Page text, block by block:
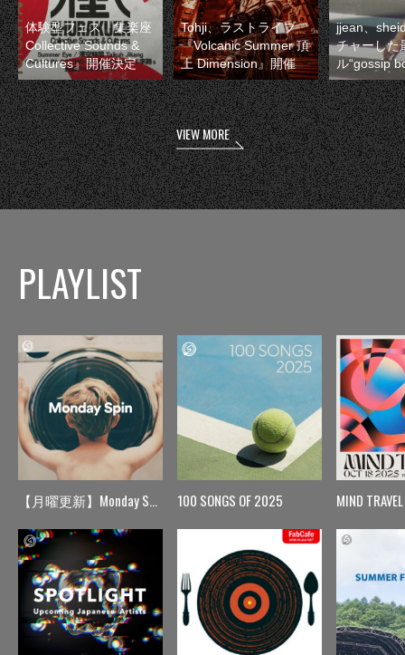
体験型フェス『集楽座
Collective Sounds &
Cultures』開催決定
Tohji、ラストライブ
『Volcanic Summer 頂
上 Dimension』開催
jjean、
チャーした
ル“gossip
VIEW MORE
PLAYLIST
【月曜更新】Monday Spin 100 SONGS OF 2025 MIND TRAVEL